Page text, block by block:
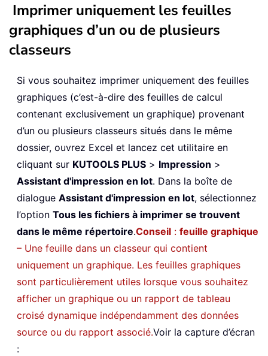
Imprimer uniquement les feuilles
graphiques d’un ou de plusieurs
classeurs
Si vous souhaitez imprimer uniquement des feuilles
graphiques (c’est-à-dire des feuilles de calcul
contenant exclusivement un graphique) provenant
d’un ou plusieurs classeurs situés dans le même
dossier, ouvrez Excel et lancez cet utilitaire en
cliquant sur KUTOOLS PLUS > Impression >
Assistant d'impression en lot. Dans la boîte de
dialogue Assistant d'impression en lot, sélectionnez
l’option Tous les fichiers à imprimer se trouvent
dans le même répertoire.Conseil : feuille graphique
– Une feuille dans un classeur qui contient
uniquement un graphique. Les feuilles graphiques
sont particulièrement utiles lorsque vous souhaitez
afficher un graphique ou un rapport de tableau
croisé dynamique indépendamment des données
source ou du rapport associé.Voir la capture d’écran
: